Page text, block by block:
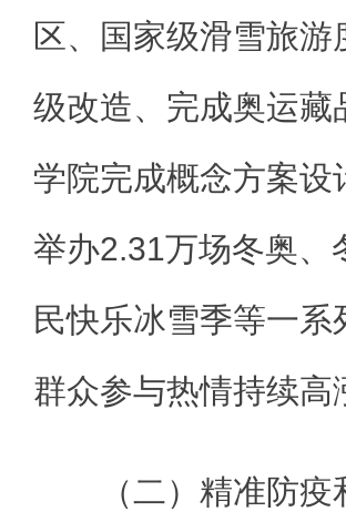
区、国家级滑雪旅
级改造、完成奥运
学院完成概念方案
举办2.31万场冬奥、
民快乐冰雪季等一
群众参与热情持续高
（二）精准防疫